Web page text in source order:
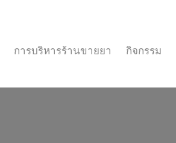
การบริหารร้านขายยา กิจกรรม